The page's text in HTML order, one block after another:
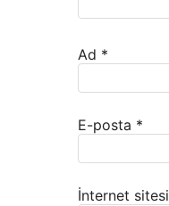
Ad *
E-posta *
İnternet sitesi